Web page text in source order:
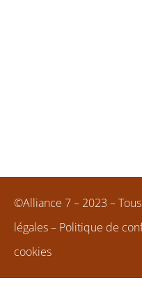
©Alliance 7 – 2023 –
légales– Politique de
cookies